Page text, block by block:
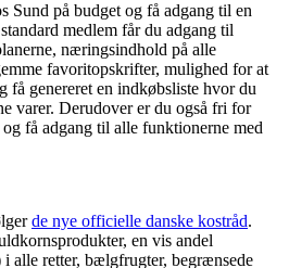
Sund på budget og få adgang til en
medlem får du adgang til
næringsindhold på alle
favoritopskrifter, mulighed for at
få genereret en indkøbsliste hvor du
varer. Derudover er du også fri for
og få adgang til alle funktionerne med
de nye officielle danske kostråd.
en vis andel
i alle retter, bælgfrugter, begrænsede